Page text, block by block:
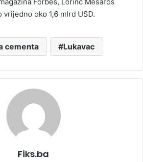
oko 1,6 mlrd USD.
cementa Lukavac
Fiks.ba